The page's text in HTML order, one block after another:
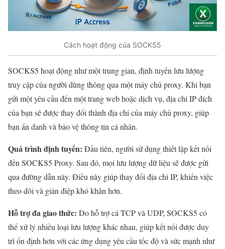
Cách hoạt động của SOCKS5
SOCKS5 hoạt động như một trung gian, định tuyến lưu lượng
truy cập của người dùng thông qua một máy chủ proxy. Khi bạn
gửi một yêu cầu đến một trang web hoặc dịch vụ, địa chỉ IP đích
của bạn sẽ được thay đổi thành địa chỉ của máy chủ proxy, giúp
bạn ẩn danh và bảo vệ thông tin cá nhân.
Quá trình định tuyến: Đầu tiên, người sử dụng thiết lập kết nối
đến SOCKS5 Proxy. Sau đó, mọi lưu lượng dữ liệu sẽ được gửi
qua đường dẫn này. Điều này giúp thay đổi địa chỉ IP, khiến việc
theo dõi và gián điệp khó khăn hơn.
Hỗ trợ đa giao thức: Do hỗ trợ cả TCP và UDP, SOCKS5 có
thể xử lý nhiều loại lưu lượng khác nhau, giúp kết nối được duy
trì ổn định hơn với các ứng dụng yêu cầu tốc độ và sức mạnh như